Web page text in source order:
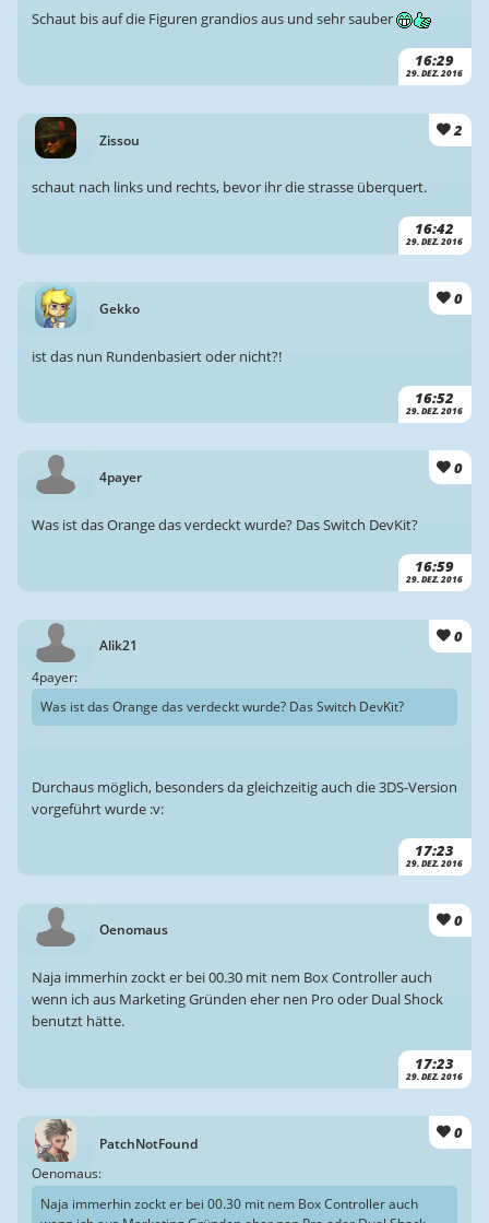
16:29
29. DEZ. 2016
Schaut bis auf die Figuren grandios aus und sehr sauber
Zissou
2
16:42
29. DEZ. 2016
schaut nach links und rechts, bevor ihr die strasse überquert.
Gekko
0
16:52
29. DEZ. 2016
ist das nun Rundenbasiert oder nicht?!
4payer 0
16:59
29. DEZ. 2016
Was ist das Orange das verdeckt wurde? Das Switch DevKit?
Alik21 0
17:23
29. DEZ. 2016
4payer:
Was ist das Orange das verdeckt wurde? Das Switch DevKit?
Durchaus möglich, besonders da gleichzeitig auch die 3DS-Version
vorgeführt wurde :v:
Oenomaus 0
17:23
29. DEZ. 2016
Naja immerhin zockt er bei 00.30 mit nem Box Controller auch
wenn ich aus Marketing Gründen eher nen Pro oder Dual Shock
benutzt hätte.
PatchNotFound
0
Oenomaus:
Naja immerhin zockt er bei 00.30 mit nem Box Controller auch